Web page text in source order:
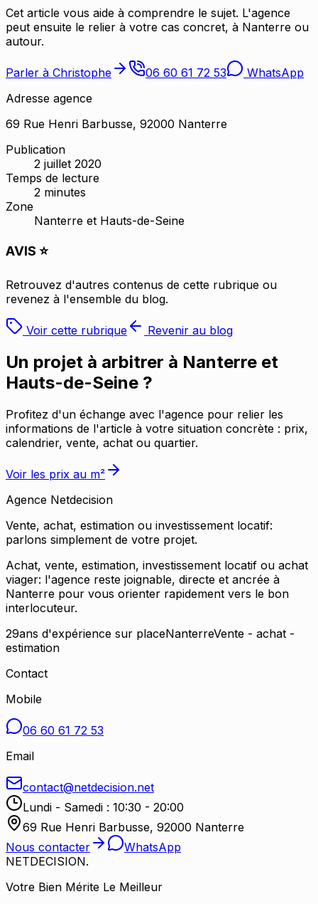
Cet article vous aide à comprendre le sujet. L'agence
peut ensuite le relier à votre cas concret, à Nanterre ou
autour.
Parler à Christophe 06 60 61 72 53
WhatsApp
Adresse agence
69 Rue Henri Barbusse, 92000 Nanterre
Publication
2 juillet 2020
Temps de lecture
2 minutes
Zone
Nanterre et Hauts-de-Seine
AVIS ⭐
Retrouvez d'autres contenus de cette rubrique ou
revenez à l'ensemble du blog.
Voir cette rubrique Revenir au blog
Un projet à arbitrer à Nanterre et
Hauts-de-Seine ?
Profitez d'un échange avec l'agence pour relier les
informations de l'article à votre situation concrète : prix,
calendrier, vente, achat ou quartier.
Voir les prix au m²
Agence Netdecision
Vente, achat, estimation ou investissement locatif:
parlons simplement de votre projet.
Achat, vente, estimation, investissement locatif ou achat
viager: l'agence reste joignable, directe et ancrée à
Nanterre pour vous orienter rapidement vers le bon
interlocuteur.
29ans d'expérience sur placeNanterreVente - achat -
estimation
Contact
Mobile
06 60 61 72 53
Email
contact@netdecision.net
Lundi - Samedi : 10:30 - 20:00
69 Rue Henri Barbusse, 92000 Nanterre
Nous contacter
WhatsApp
NETDECISION.
Votre Bien Mérite Le Meilleur